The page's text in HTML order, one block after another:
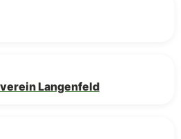
Langenfeld